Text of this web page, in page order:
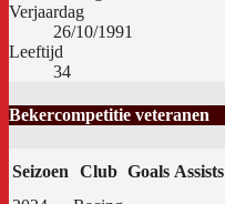
Verjaardag
26/10/1991
Leeftijd
34
Bekercompetitie veteranen
Seizoen Club Goals Assists